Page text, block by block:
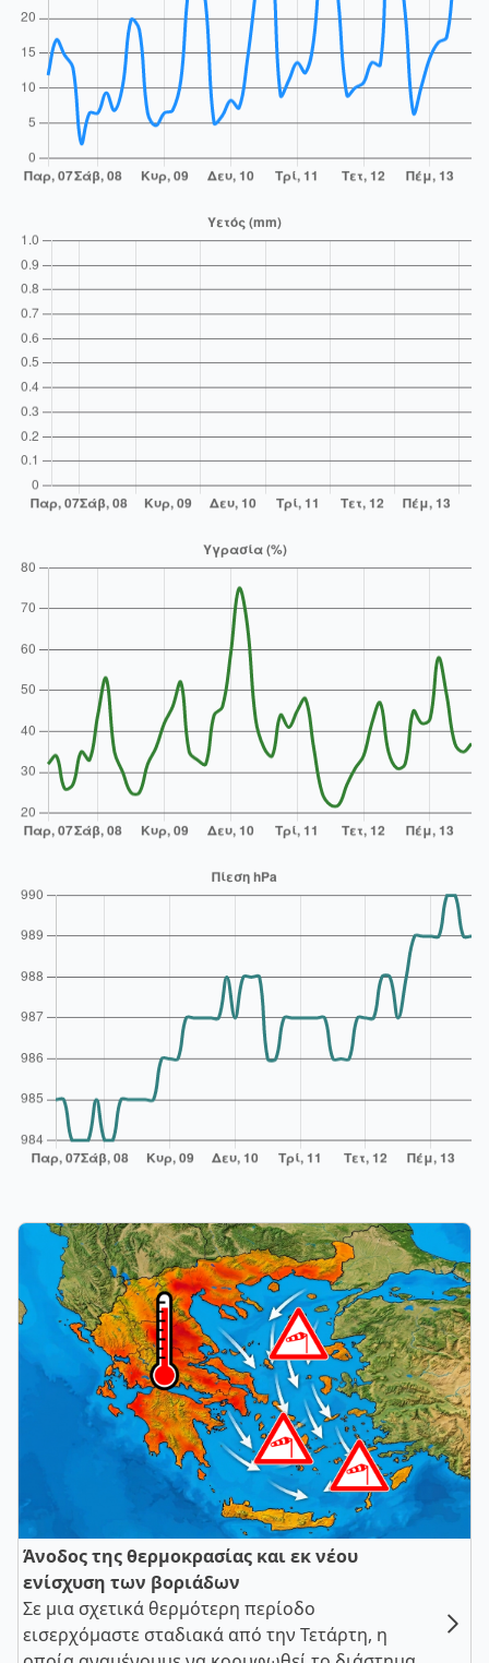
Άνοδος της θερμοκρασίας και εκ νέου
ενίσχυση των βοριάδων
Σε μια σχετικά θερμότερη περίοδο
εισερχόμαστε σταδιακά από την Τετάρτη, η